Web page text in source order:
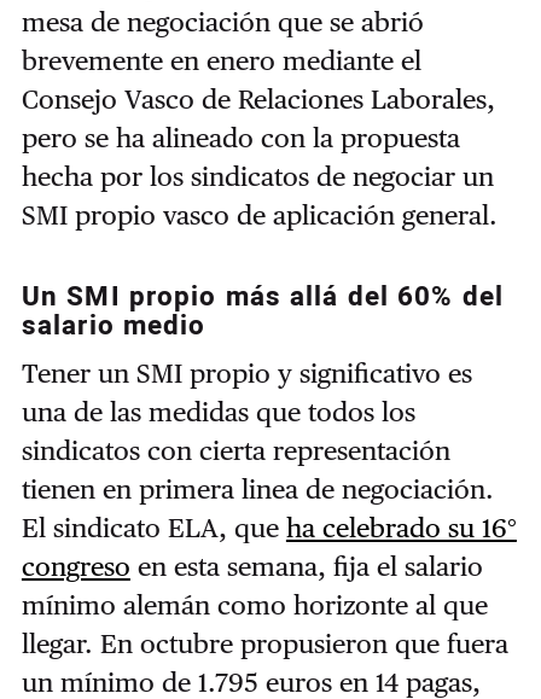
mesa de negociación que se abrió
brevemente en enero mediante el
Consejo Vasco de Relaciones Laborales,
pero se ha alineado con la propuesta
hecha por los sindicatos de negociar un
SMI propio vasco de aplicación general.
Un SMI propio más allá del 60% del
salario medio
Tener un SMI propio y significativo es
una de las medidas que todos los
sindicatos con cierta representación
tienen en primera linea de negociación.
El sindicato ELA, que ha celebrado su 16°
congreso en esta semana, fija el salario
mínimo alemán como horizonte al que
llegar. En octubre propusieron que fuera
un mínimo de 1.795 euros en 14 pagas,